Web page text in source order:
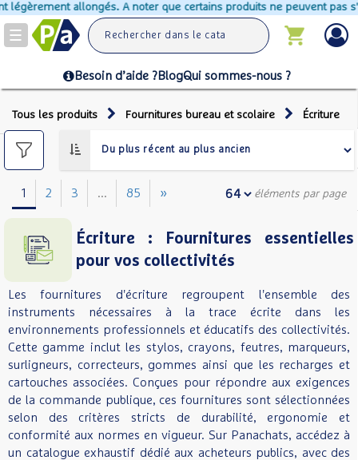
noter que certains produits ne peuvent pas s'ajouter au panier
Toggle
navigation
Besoin d’aide ?BlogQui sommes-nous ?
Tous les produits Fournitures bureau et scolaire Écriture
1 2 3 ... 85 » éléments par page
Écriture : Fournitures essentielles
pour vos collectivités
Les fournitures d'écriture regroupent l'ensemble des
instruments nécessaires à la trace écrite dans les
environnements professionnels et éducatifs des collectivités.
Cette gamme inclut les stylos, crayons, feutres, marqueurs,
surligneurs, correcteurs, gommes ainsi que les recharges et
cartouches associées. Conçues pour répondre aux exigences
de la commande publique, ces fournitures sont sélectionnées
selon des critères stricts de durabilité, ergonomie et
conformité aux normes en vigueur. Sur Panachats, accédez à
un catalogue exhaustif dédié aux acheteurs publics, avec des